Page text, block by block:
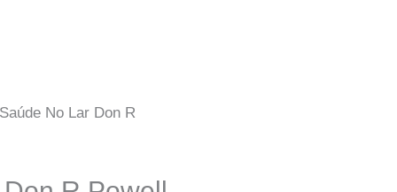
No Lar Don R